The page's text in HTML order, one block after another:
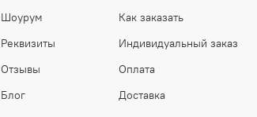
Шоурум
Реквизиты
Отзывы
Блог
Как заказать
Индивидуальный заказ
Оплата
Доставка